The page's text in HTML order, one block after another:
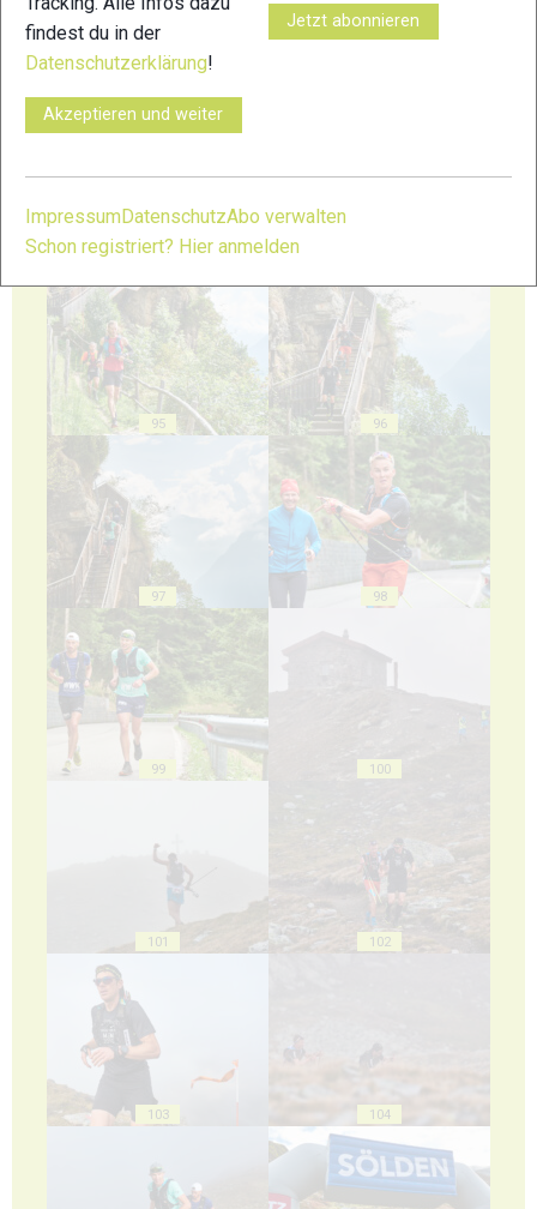
93
95 96
97 98
99 100
101 102
103 104
findest du in der
Datenschutzerklärung!
Akzeptieren und weiter
Jetzt abonnieren
Impressum DatenschutzAbo verwalten
Schon registriert? Hier anmelden